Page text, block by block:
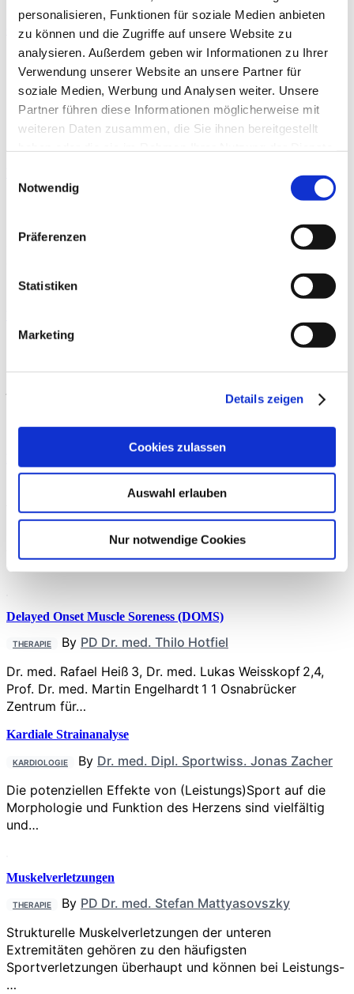
personalisieren, Funktionen für soziale Medien anbieten
zu können und die Zugriffe auf unsere Website zu
analysieren. Außerdem geben wir Informationen zu Ihrer
Verwendung unserer Website an unsere Partner für
soziale Medien, Werbung und Analysen weiter. Unsere
Partner führen diese Informationen möglicherweise mit
weiteren Daten zusammen, die Sie ihnen bereitgestellt
Notwendig
Präferenzen
Statistiken
Marketing
Details zeigen
Cookies zulassen
Auswahl erlauben
Nur notwendige Cookies
Osteoporose
THERAPIE By Dr. med. Isa Feist-Pagenstert
Die Osteoporose gehört zu den häufigsten
Erkrankungen des Knochens und findet sich dennoch
By
Die psychischen Komorbiditäten wirken sich oft im Sinne
einer Initialisierung oder Katalysatorfunktion negativ auf
By
Der Begriff „Vorderer Knieschmerz“ beschreibt zunächst
Aufbereitung von Blut­bestandteilen zur
Injektionstherapie am…
Delayed Onset Muscle Soreness (DOMS)
THERAPIE By PD Dr. med. Thilo Hotfiel
Dr. med. Rafael Heiß 3, Dr. med. Lukas Weisskopf 2,4,
Prof. Dr. med. Martin Engelhardt 1 1 Osnabrücker
Zentrum für…
Kardiale Strainanalyse
KARDIOLOGIE By Dr. med. Dipl. Sportwiss. Jonas Zacher
Die potenziellen Effekte von (Leistungs)Sport auf die
Morphologie und Funktion des Herzens sind vielfältig
und…
Muskelverletzungen
THERAPIE By PD Dr. med. Stefan Mattyasovszky
Strukturelle Muskelverletzungen der unteren
Extremitäten gehören zu den häufigsten
Sportverletzungen überhaupt und können bei Leistungs-
…